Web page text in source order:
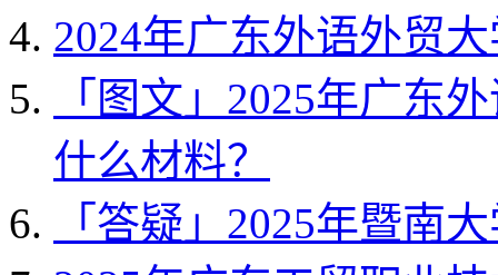
2024年广东外语外贸
「图文」2025年广东
什么材料？
「答疑」2025年暨南